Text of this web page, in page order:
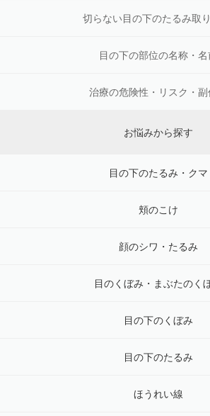
切らない目の下のたるみ取
目の下の部位の名称・名
治療の危険性・リスク・副
お悩みから探す
目の下のたるみ・クマ
頬のこけ
顔のシワ・たるみ
目のくぼみ・まぶたのく
目の下のくぼみ
目の下のたるみ
ほうれい線